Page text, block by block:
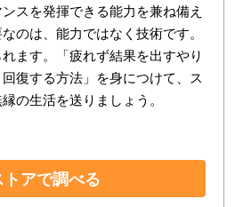
スを発揮できる能力を兼ね備え
のは、能力ではなく技術です。
ます。「疲れず結果を出すやり
復する方法」を身につけて、ス
の生活を送りましょう。
アで調べる